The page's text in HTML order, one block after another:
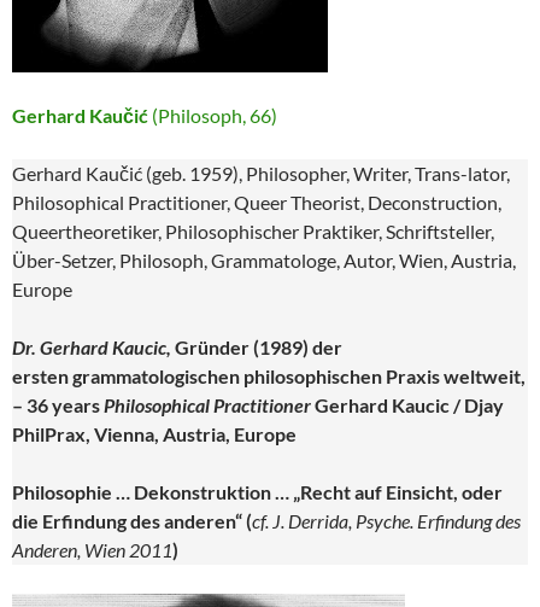
Gerhard Kaučić (Philosoph, 66)
Gerhard Kaučić (geb. 1959), Philosopher, Writer, Trans-lator,
Philosophical Practitioner, Queer Theorist, Deconstruction,
Queertheoretiker, Philosophischer Praktiker, Schriftsteller,
Über-Setzer, Philosoph, Grammatologe, Autor, Wien, Austria,
Europe
Dr. Gerhard Kaucic, Gründer (1989) der
ersten grammatologischen philosophischen Praxis weltweit,
– 36 yearsPhilosophical PractitionerGerhard Kaucic / Djay
PhilPrax, Vienna, Austria, Europe
Philosophie … Dekonstruktion … „Recht auf Einsicht, oder
die Erfindung des anderen“(cf. J. Derrida, Psyche. Erfindung des
Anderen, Wien 2011)